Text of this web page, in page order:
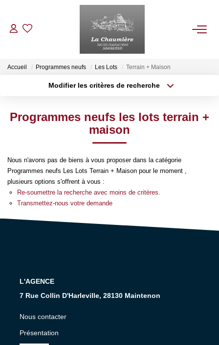
ACHETER
ESTIMER
NOTRE AGENCE
Qui Sommes Nous
Nos Services
Accueil Programmes neufs Les Lots Terrain + Maison
Modifier les critères de recherche
Sélectionnez...
Type de bien
Créer une alerte
Programmes neufs les lots terrain +
maison
Nous n'avons pas de biens à vous proposer dans la catégorie
Programmes neufs Les Lots Terrain + Maison pour le moment ,
plusieurs options s'offrent à vous :
Re-soumettre la recherche avec moins de critères.
Transmettez-nous votre demande
L'AGENCE
7 Rue Collin D'Harleville, 28130 Maintenon
Nous contacter
Présentation